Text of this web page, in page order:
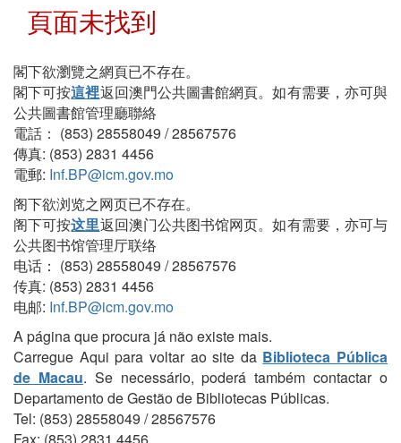
頁面未找到
閣下欲瀏覽之網頁已不存在。
閣下可按這裡返回澳門公共圖書館網頁。如有需要，亦可與
公共圖書館管理廳聯絡
電話： (853) 28558049 / 28567576
傳真: (853) 2831 4456
電郵: Inf.BP@icm.gov.mo
阁下欲浏览之网页已不存在。
阁下可按这里返回澳门公共图书馆网页。如有需要，亦可与
公共图书馆管理厅联络
电话： (853) 28558049 / 28567576
传真: (853) 2831 4456
电邮: Inf.BP@icm.gov.mo
A página que procura já não existe mais.
Carregue Aqui para voltar ao site da Biblioteca Pública
de Macau. Se necessário, poderá também contactar o
Departamento de Gestão de Bibliotecas Públicas.
Tel: (853) 28558049 / 28567576
Fax: (853) 2831 4456